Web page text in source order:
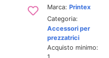
Marca: Printex
Categoria:
Accessori per
prezzatrici
Acquisto minimo: